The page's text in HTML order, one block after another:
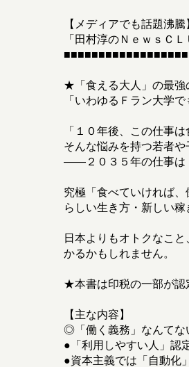
【メディアでも話題沸騰
「田村淳のＮｅｗｓＣ
★「食える大人」の最強
「いわゆるＦラン大学
「１０年後、この仕事
そんな悩みを持つ若者や
――２０３５年の仕事は
究極「食べていければ
らしい生き方・新しい稼
日本よりもオトクなこ
かるかもしれません。
★本書は印税の一部が認
【主な内容】
◎「働く義務」なんてな
●「利用しやすい人」認
●資本主義では「自動化